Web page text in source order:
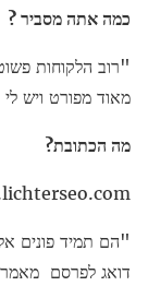
כמה אתה מסביר ?
"רוב הלקוחות
מאוד מפורט ויש
מה הכתובת?
"הם תמיד פונים
דואג לפרסם